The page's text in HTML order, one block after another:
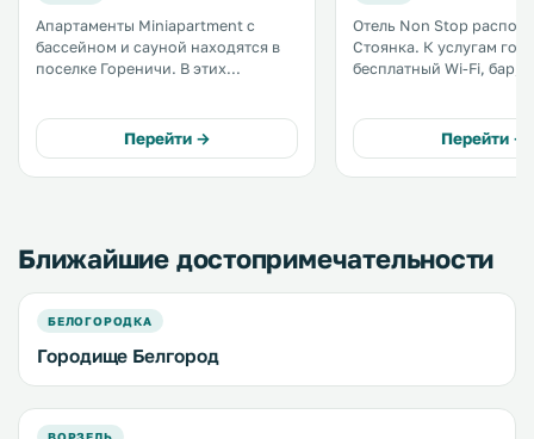
Апартаменты Miniapartment с
бассейном и сауной находятся в
поселке Гореничи. В этих
бесплатный Wi-Fi и бесплатная
парковка. .
Перейти →
Отель Non Stop
Стоянка. К услугам гостей
бесплатный Wi-Fi, бар,
телевизор с плоским
спутниковыми
Перейти →
Ближайшие достопримечательности
БЕЛОГОРОДКА
Городище Белгород